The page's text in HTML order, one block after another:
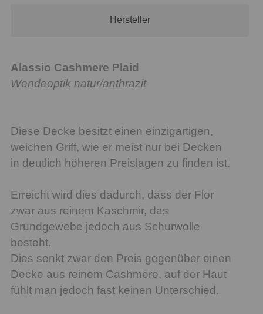
Hersteller
Alassio Cashmere Plaid
Wendeoptik natur/anthrazit
Diese Decke besitzt einen einzigartigen,
weichen Griff, wie er meist nur bei Decken
in deutlich höheren Preislagen zu finden ist.
Erreicht wird dies dadurch, dass der Flor
zwar aus reinem Kaschmir, das
Grundgewebe jedoch aus Schurwolle
besteht.
Dies senkt zwar den Preis gegenüber einen
Decke aus reinem Cashmere, auf der Haut
fühlt man jedoch fast keinen Unterschied.